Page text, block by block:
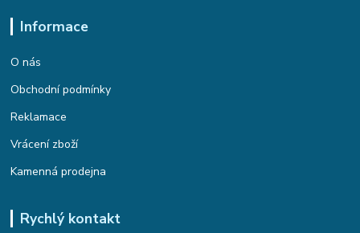
Informace
O nás
Obchodní podmínky
Reklamace
Vrácení zboží
Kamenná prodejna
Rychlý kontakt